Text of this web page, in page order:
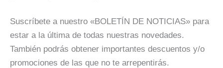
Suscríbete a nuestro «BOLETÍN DE NOTICIAS» para
estar a la última de todas nuestras novedades.
También podrás obtener importantes descuentos y/o
promociones de las que no te arrepentirás.